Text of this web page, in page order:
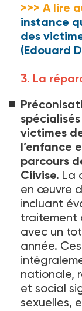
>>> A lire
instance
des
(Edouard
3. La
victimes
l’enfance
parcours
Ciivise. La
en œuvre
incluant
traitement
avec un
année.
nationale,
et social
sexuelles,